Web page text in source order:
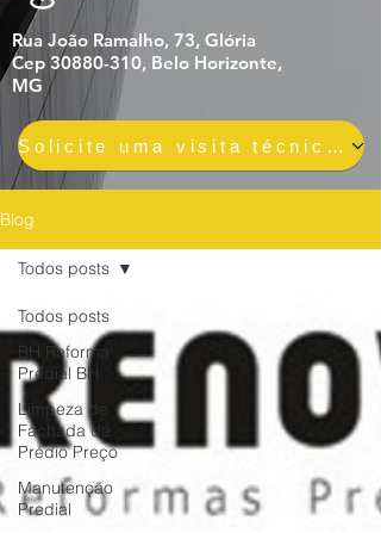
Rua João Ramalho, 73, Glória
Cep 30880-310, Belo Horizonte,
MG
Solicite uma visita técnica gratuita e sem compromisso
Blog
Todos posts
BH Reforma
Predial BH
Limpeza de
Fachada de
Prédio Preço
Manutenção
Predial
Todos posts